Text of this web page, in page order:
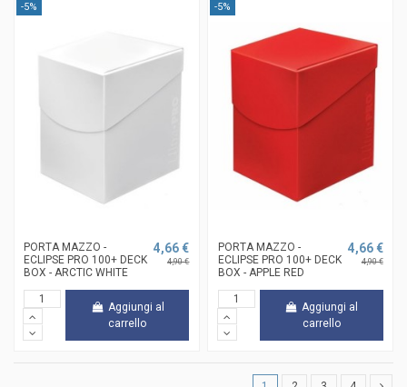
-5%
PORTA MAZZO -
ECLIPSE PRO 100+ DECK
BOX - ARCTIC WHITE
4,66 €
4,90 €
Aggiungi al
carrello
-5%
PORTA MAZZO -
ECLIPSE PRO 100+ DECK
BOX - APPLE RED
4,66 €
4,90 €
Aggiungi al
carrello